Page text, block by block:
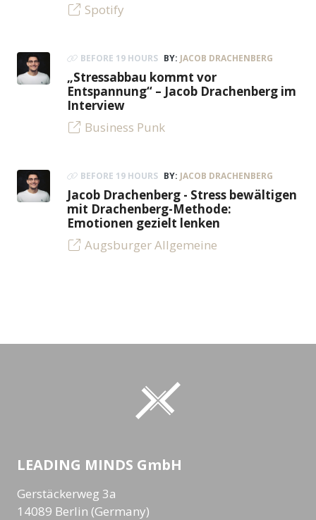
Spotify
BEFORE 19 HOURS BY: JACOB DRACHENBERG
„Stressabbau kommt vor
Entspannung“ – Jacob Drachenberg im
Interview
Business Punk
BEFORE 19 HOURS BY: JACOB DRACHENBERG
Jacob Drachenberg - Stress bewältigen
mit Drachenberg-Methode:
Emotionen gezielt lenken
Augsburger Allgemeine
LEADING MINDS GmbH
Gerstäckerweg 3a
14089 Berlin (Germany)